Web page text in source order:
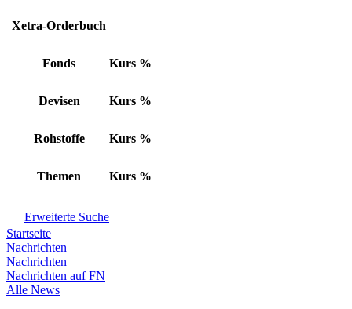
Xetra-Orderbuch
Fonds Kurs %
Devisen Kurs %
Rohstoffe Kurs %
Themen Kurs %
Erweiterte Suche
Startseite
Nachrichten
Nachrichten
Nachrichten auf FN
Alle News